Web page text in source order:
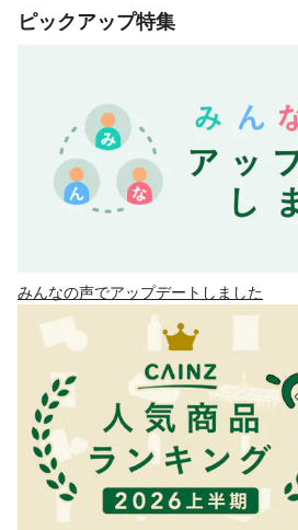
ピックアップ特集
みんなの声でアップデートしました